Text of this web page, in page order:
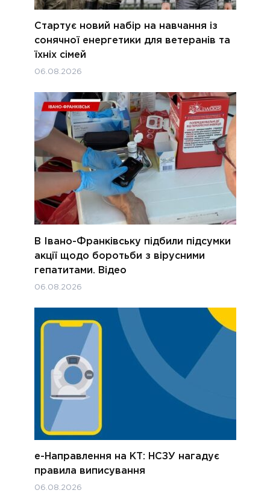
Стартує новий набір на навчання із
сонячної енергетики для ветеранів та
їхніх сімей
06.08.2026
В Івано-Франківську підбили підсумки
акції щодо боротьби з вірусними
гепатитами. Відео
06.08.2026
е-Направлення на КТ: НСЗУ нагадує
правила виписування
06.08.2026